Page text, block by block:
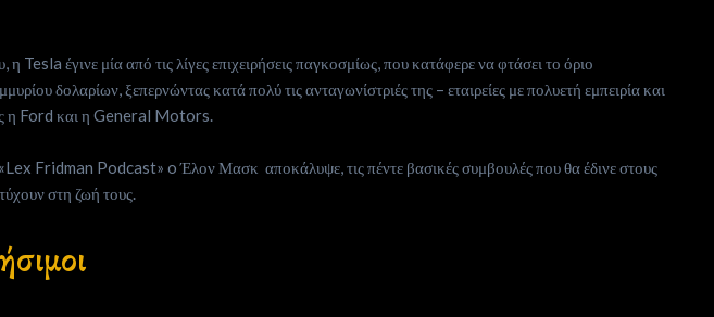
η Tesla έγινε μία από τις λίγες επιχειρήσεις παγκοσμίως, που κατάφερε να φτάσει το όριο
δολαρίων, ξεπερνώντας κατά πολύ τις ανταγωνίστριές της – εταιρείες με πολυετή εμπειρία και
η Ford και η General Motors.
Fridman Podcast» o Έλον Μασκ αποκάλυψε, τις πέντε βασικές συμβουλές που θα έδινε στους
στη ζωή τους.